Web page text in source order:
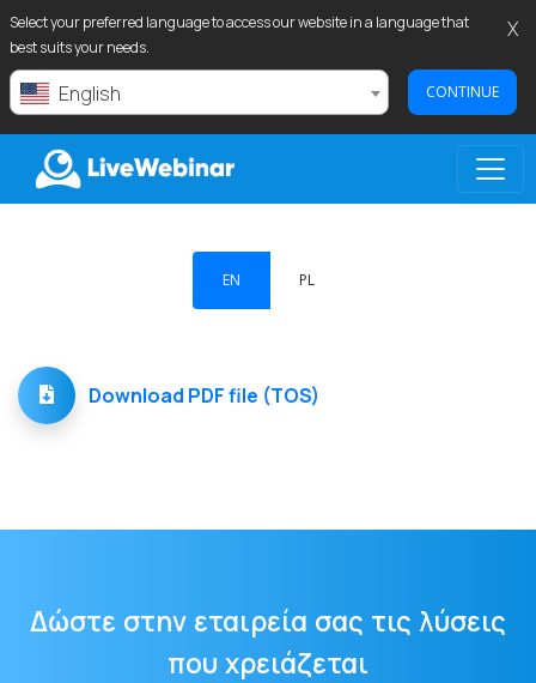
Select your preferred language to access our website in a language that
best suits your needs.
English CONTINUE
X
LIVEWEBINAR.COM
EN PL
Download PDF file (TOS)
Δώστε στην εταιρεία σας τις λύσεις
που χρειάζεται